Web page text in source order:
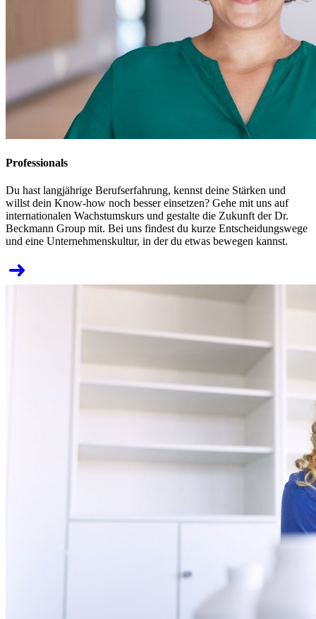
Professionals
Du hast langjährige Berufserfahrung, kennst deine Stärken und
willst dein Know-how noch besser einsetzen? Gehe mit uns auf
internationalen Wachstumskurs und gestalte die Zukunft der Dr.
Beckmann Group mit. Bei uns findest du kurze Entscheidungswege
und eine Unternehmenskultur, in der du etwas bewegen kannst.